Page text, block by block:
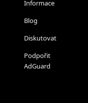
Informace
Blog
Diskutovat
Podpořit
AdGuard